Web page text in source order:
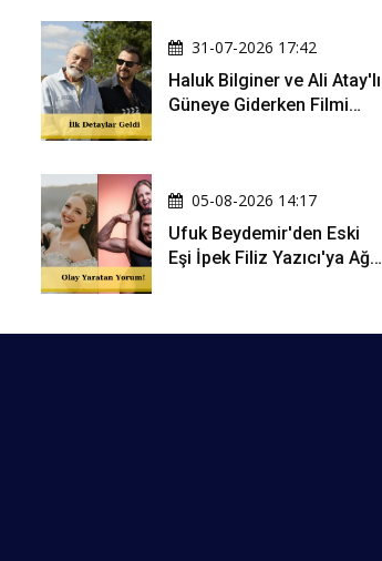
31-07-2026 17:42
Haluk Bilginer ve Ali Atay'lı
Güneye Giderken Filmi
05-08-2026 14:17
Ufuk Beydemir'den Eski
Eşi İpek Filiz Yazıcı'ya Ağır